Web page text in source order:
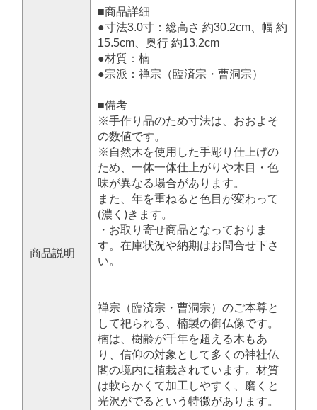
商品説明
■商品詳細
●寸法3.0寸：総高さ 約30.2cm、幅 約
15.5cm、奥行 約13.2cm
●材質：楠
●宗派：禅宗（臨済宗・曹洞宗）
■備考
※手作り品のため寸法は、おおよそ
の数値です。
※自然木を使用した手彫り仕上げの
ため、一体一体仕上がりや木目・色
味が異なる場合があります。
また、年を重ねると色目が変わって
(濃く)きます。
・お取り寄せ商品となっておりま
す。在庫状況や納期はお問合せ下さ
い。
禅宗（臨済宗・曹洞宗）のご本尊と
して祀られる、楠製の御仏像です。
楠は、樹齢が千年を超える木もあ
り、信仰の対象として多くの神社仏
閣の境内に植栽されています。材質
は軟らかくて加工しやすく、磨くと
光沢がでるという特徴があります。